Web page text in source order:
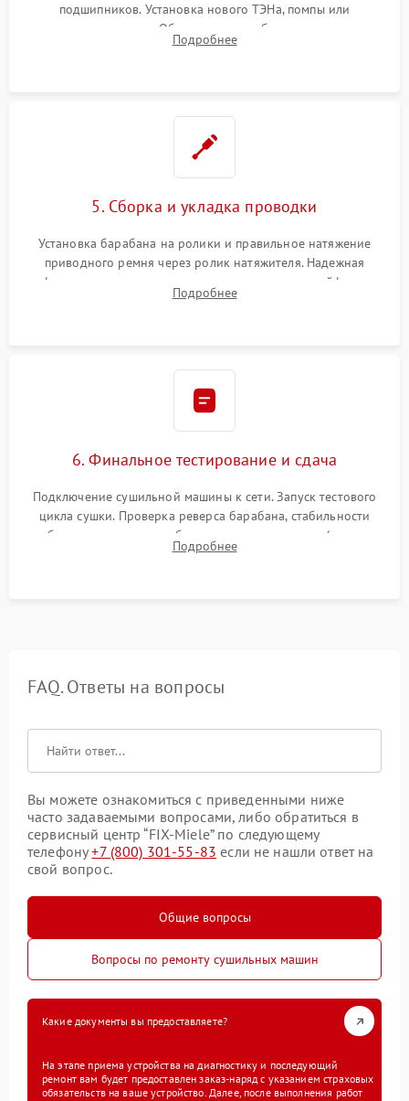
подшипников. Установка нового ТЭНа, помпы или
термодатчиков. Обязательная глубокая очистка
конденсатора, крыльчатки вентилятора и воздуховодов от
Подробнее
5. Сборка и укладка проводки
Установка барабана на ролики и правильное натяжение
приводного ремня через ролик натяжителя. Надежная
фиксация всех узлов, подключение клемм и шлейфов к
модулю управления. Монтаж корпусных панелей, люка и
Подробнее
6. Финальное тестирование и сдача
Подключение сушильной машины к сети. Запуск тестового
цикла сушки. Проверка реверса барабана, стабильности
набора температуры, работы дренажного насоса (откачка
конденсата) и отсутствия посторонних скрипов, стуков или
Подробнее
FAQ. Ответы на вопросы
Вы можете ознакомиться с приведенными ниже
часто задаваемыми вопросами, либо обратиться в
сервисный центр “FIX-Miele” по следующему
телефону+7 (800) 301-55-83 если не нашли ответ на
свой вопрос.
Общие вопросы
Вопросы по ремонту сушильных машин
Какие документы вы предоставляете?
На этапе приема устройства на диагностику и последующий
ремонт вам будет предоставлен заказ-наряд с указанием страховых
обязательств на ваше устройство. Далее, после выполнения работ